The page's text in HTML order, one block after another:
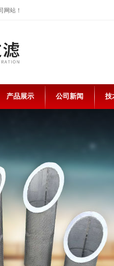
网站！
产品展示 公司新闻 技